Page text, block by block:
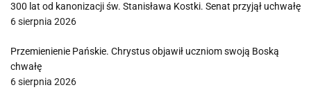
300 lat od kanonizacji św. Stanisława Kostki. Senat przyjął uchwałę
6 sierpnia 2026
Przemienienie Pańskie. Chrystus objawił uczniom swoją Boską
chwałę
6 sierpnia 2026